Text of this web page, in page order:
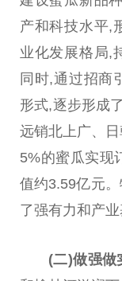
产和科技水平,
业化发展格局,
同时,通过招商
形式,逐步形成
远销北上广、
5%的蜜瓜实现
值约3.59亿元
了强有力和产业
(二)做强做